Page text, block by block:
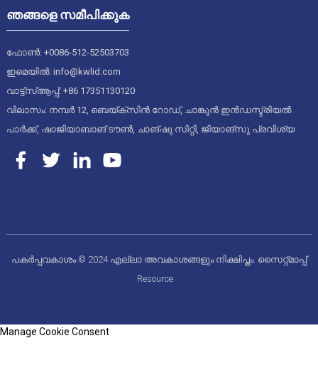
ഞങ്ങളെ സമീപിക്കുക
ഫോൺ: +0086-512-52503703
ഇമെയിൽ: info@kwlid.com
വാട്ട്‌സ്ആപ്പ്: +86 17351130120
വിലാസം: നമ്പർ 12, ബെയ്ക്സിൻ റോഡ്, ചാങ്കുൻ ഇൻഡസ്ട്രിയൽ
പാർക്ക്, ഷാജിയാബാങ് ടൗൺ, ചാങ്ഷു സിറ്റി, ജിയാങ്സു പ്രവിശ്യ
പകർപ്പവകാശം © 2024 എല്ലാ അവകാശങ്ങളും നിക്ഷിപ്തം. സൈറ്റ്മാപ്പ്
Resource
Manage Cookie Consent